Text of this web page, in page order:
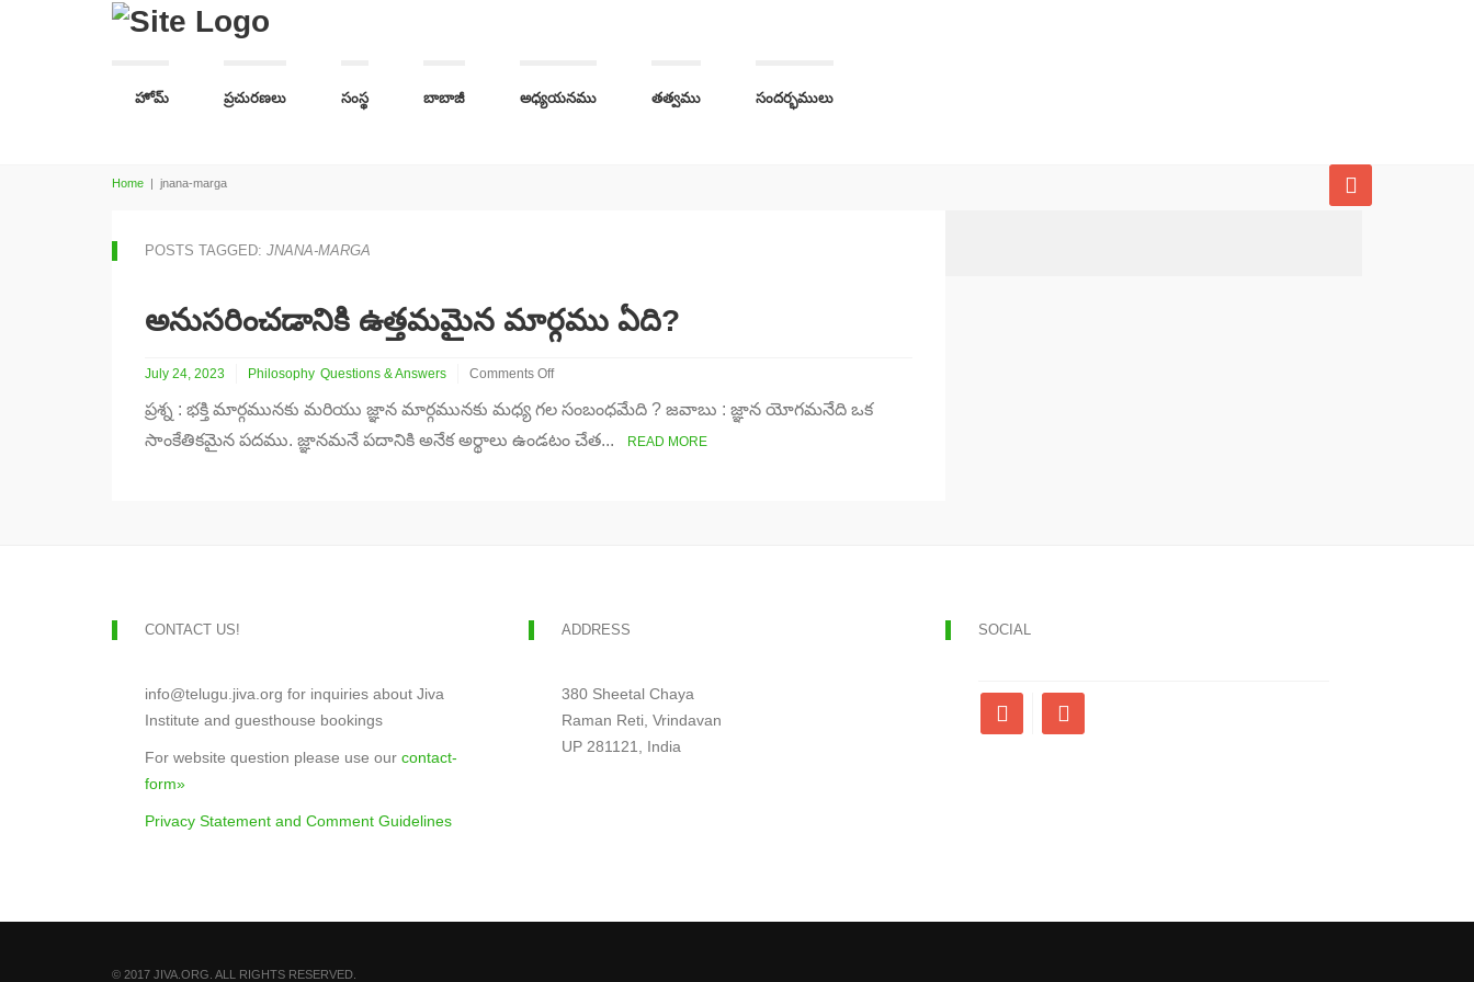
హోమ్ ప్రచురణలు సంస్థ బాబాజీ అధ్యయనము తత్వము సందర్భములు
Home | jnana-marga
POSTS TAGGED: JNANA-MARGA
అనుసరించడానికి ఉత్తమమైన మార్గము ఏది?
July 24, 2023 Philosophy Questions & Answers
Comments Off
అనుసరించడానికి
ఉత్తమమైన
మార్గము
ప్రశ్న : భక్తి మార్గమునకు మరియు జ్ఞాన మార్గమునకు మధ్య గల సంబంధమేది ? జవాబు : జ్ఞాన యోగమనేది ఒక
సాంకేతికమైన పదము. జ్ఞానమనే పదానికి అనేక అర్థాలు ఉండటం చేత...
READ MORE
CONTACT US!
info@telugu.jiva.org for inquiries about Jiva
Institute and guesthouse bookings
For website question please use our contact-
form»
Privacy Statement and Comment Guidelines
ADDRESS
380 Sheetal Chaya
Raman Reti, Vrindavan
UP 281121, India
SOCIAL
© 2017 JIVA.ORG. ALL RIGHTS RESERVED.